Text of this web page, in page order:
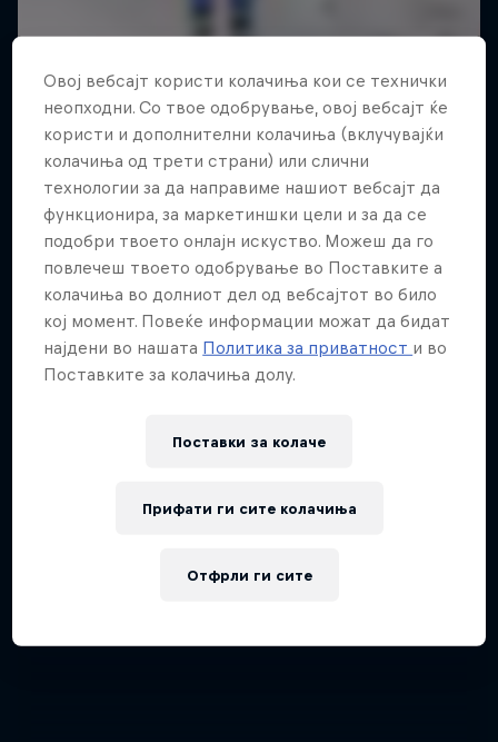
Red Bull Signature Series
The year's best action sports events
9 сезони · 67 епизоди
SURFING
ABC of...
A crash course in action sports
2 сезони · 16 епизоди
F1
Овој вебсајт користи колачиња кои се технички
неопходни. Со твое одобрување, овој вебсајт ќе
користи и дополнителни колачиња (вклучувајќи
колачиња од трети страни) или слични
технологии за да направиме нашиот вебсајт да
функционира, за маркетиншки цели и за да се
подобри твоето онлајн искуство. Можеш да го
повлечеш твоето одобрување во Поставките а
колачиња во долниот дел од вебсајтот во било
кој момент. Повеќе информации можат да бидат
најдени во нашата Политика за приватност и во
Поставките за колачиња долу.
Поставки за колачe
Отфрли ги сите
Прифати ги сите колачиња